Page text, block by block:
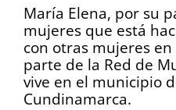
María Elena, por su
mujeres que está
con otras mujeres en
parte de la Red de
vive en el municipio
Cundinamarca.